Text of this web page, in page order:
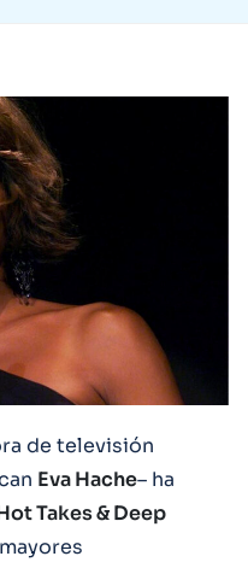
de televisión
Eva Hache– ha
Takes & Deep